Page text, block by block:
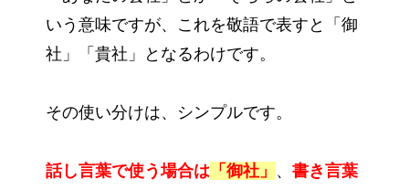
いう意味ですが、これを敬語で表すと「御
社」「貴社」となるわけです。
その使い分けは、シンプルです。
話し言葉で使う場合は 「御社」 、 書き言葉